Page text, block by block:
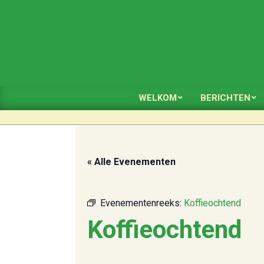
WELKOM BERICHTEN
« Alle Evenementen
Evenementenreeks: Koffieochtend
Koffieochtend